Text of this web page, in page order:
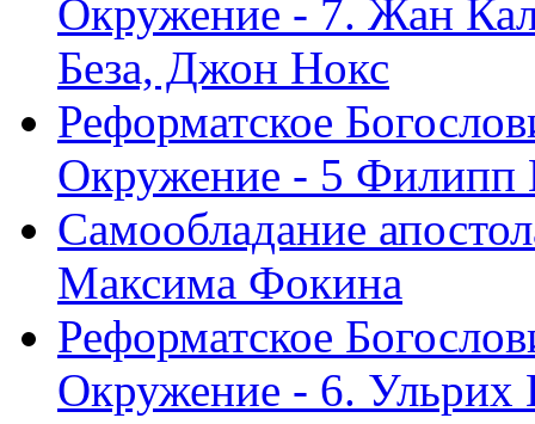
Окружение - 7. Жан
Беза, Джон Нокс
Реформатское
Окружение - 5 Филипп
Самообладание
Максима Фокина
Реформатское
Окружение - 6. Ульрих